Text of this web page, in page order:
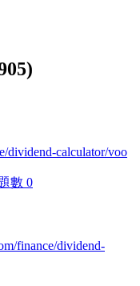
dividend-calculator/voo
數 0
finance/dividend-